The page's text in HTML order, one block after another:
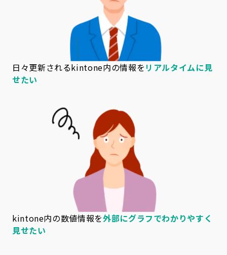
日々更新されるkintone内の情報を リアルタイムに見
せたい
kintone内の数値情報を外部にグラフでわかりやすく
見せたい